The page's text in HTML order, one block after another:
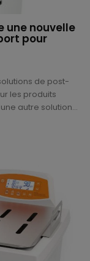
une nouvelle
pour
de post-
les produits
autre solution...